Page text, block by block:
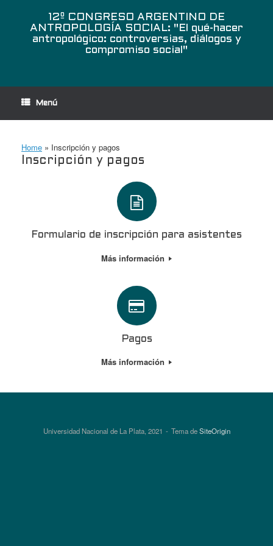
contenido
12º CONGRESO ARGENTINO DE
ANTROPOLOGÍA SOCIAL: "El qué-hacer
antropológico: controversias, diálogos y
compromiso social"
Menú
Home » Inscripción y pagos
Inscripción y pagos
Formulario de inscripción para asistentes
Más información
Pagos
Más información
Universidad Nacional de La Plata, 2021 Tema deSiteOrigin